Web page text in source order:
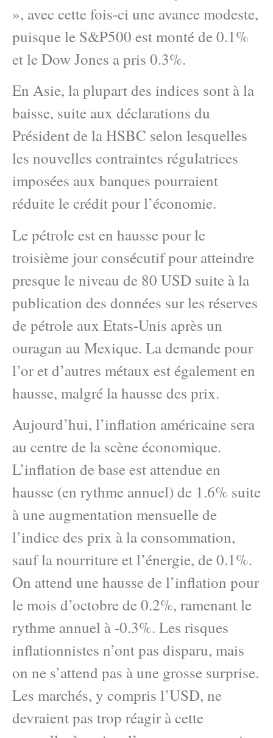
», avec cette fois-ci une avance modeste,
puisque le S&P500 est monté de 0.1%
et le Dow Jones a pris 0.3%.
En Asie, la plupart des indices sont à la
baisse, suite aux déclarations du
Président de la HSBC selon lesquelles
les nouvelles contraintes régulatrices
imposées aux banques pourraient
réduite le crédit pour l’économie.
Le pétrole est en hausse pour le
troisième jour consécutif pour atteindre
presque le niveau de 80 USD suite à la
publication des données sur les réserves
de pétrole aux Etats-Unis après un
ouragan au Mexique. La demande pour
l’or et d’autres métaux est également en
hausse, malgré la hausse des prix.
Aujourd’hui, l’inflation américaine sera
au centre de la scène économique.
L’inflation de base est attendue en
hausse (en rythme annuel) de 1.6% suite
à une augmentation mensuelle de
l’indice des prix à la consommation,
sauf la nourriture et l’énergie, de 0.1%.
On attend une hausse de l’inflation pour
le mois d’octobre de 0.2%, ramenant le
rythme annuel à -0.3%. Les risques
inflationnistes n’ont pas disparu, mais
on ne s’attend pas à une grosse surprise.
Les marchés, y compris l’USD, ne
devraient pas trop réagir à cette